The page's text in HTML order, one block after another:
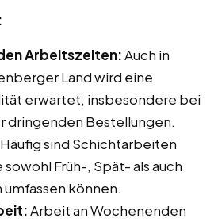
Arbeitszeiten:Auch in
Land wird eine
erwartet, insbesondere bei
dringenden Bestellungen.
Häufig sind Schichtarbeiten
Früh-, Spät- als auch
können.
Arbeit an Wochenenden